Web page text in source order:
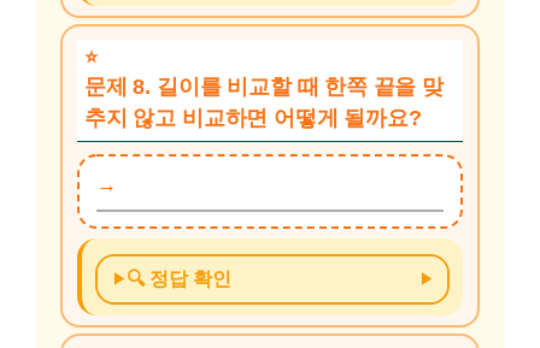
문제 8. 길이를 비교할 때 한쪽 끝을 맞
추지 않고 비교하면 어떻게 될까요?
🔍 정답 확인